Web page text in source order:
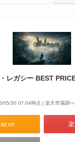
レガシー BEST
05/30 07:04時点 | 楽天市場調べ